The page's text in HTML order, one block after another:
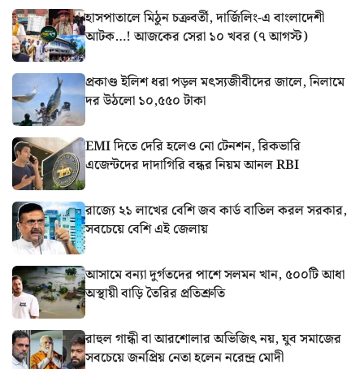
হাসপাতালে মিঠুন চক্রবর্তী, দার্জিলিং-এ বাংলাদেশী
আটক…! আজকের সেরা ১০ খবর (৭ আগস্ট)
প্রকাণ্ড ইলিশ ধরা পড়ল মৎস্যজীবীদের জালে, নিলামে
দর উঠলো ১০,৫৫০ টাকা
EMI দিতে দেরি হলেও নো টেনশন, রিকভারি
এজেন্টদের দাদাগিরি বন্ধর নিয়ম আনল RBI
রাজ্যে ২১ লাখের বেশি জব কার্ড বাতিল করল সরকার,
সবচেয়ে বেশি এই জেলায়
আসামে বন্যা দুর্গতদের পাশে সলমন খান, ৫০০টি আধা
অস্থায়ী বাড়ি তৈরির প্রতিশ্রুতি
রাহুল গান্ধী বা আরশোলার অভিজিৎ নয়, যুব সমাজের
সবচেয়ে জনপ্রিয় নেতা হলেন নরেন্দ্র মোদী